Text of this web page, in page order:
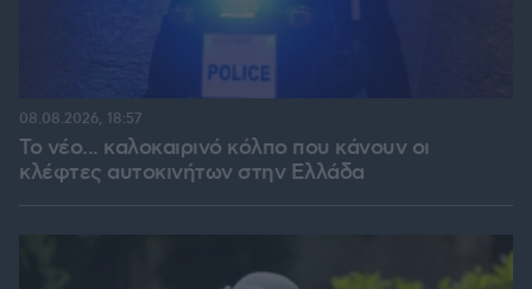
Το νέο... καλοκαιρινό κόλπο που κάνουν οι
κλέφτες αυτοκινήτων στην Ελλάδα
08.08.2026, 18:57